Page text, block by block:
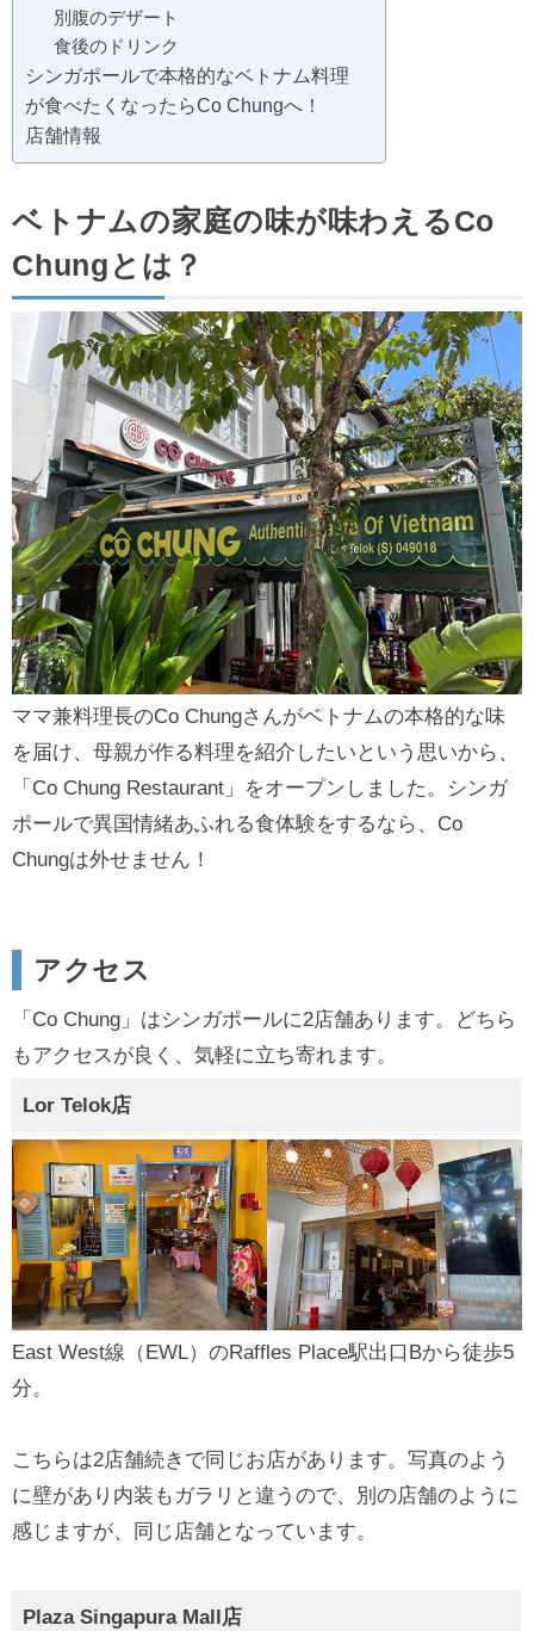
別腹のデザート
食後のドリンク
シンガポールで本格的なベトナム料理
が食べたくなったらCo Chungへ！
店舗情報
ベトナムの家庭の味が味わえるCo
Chungとは？
ママ兼料理長のCo Chungさんがベトナムの本格的な味
を届け、母親が作る料理を紹介したいという思いから、
「Co Chung Restaurant」をオープンしました。シンガ
ポールで異国情緒あふれる食体験をするなら、Co
Chungは外せません！
アクセス
「Co Chung」はシンガポールに2店舗あります。どちら
もアクセスが良く、気軽に立ち寄れます。
Lor Telok店
East West線（EWL）のRaffles Place駅出口Bから徒歩5
分。
こちらは2店舗続きで同じお店があります。写真のよう
に壁があり内装もガラリと違うので、別の店舗のように
感じますが、同じ店舗となっています。
Plaza Singapura Mall店